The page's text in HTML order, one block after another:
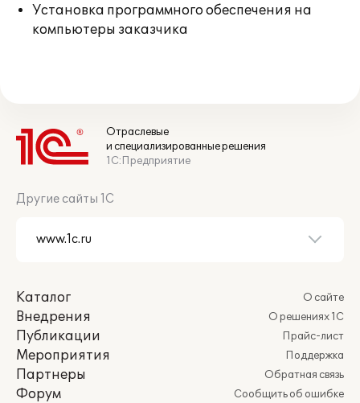
Установка программного обеспечения на
компьютеры заказчика
Отраслевые
и специализированные решения
1С:Предприятие
Другие сайты 1С
Каталог
Внедрения
Публикации
Мероприятия
Партнеры
Форум
О сайте
О решениях 1С
Прайс-лист
Поддержка
Обратная связь
Сообщить об ошибке